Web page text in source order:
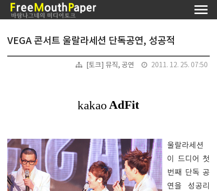
VEGA 콘서트 울랄라세션 단독공연, 성공적
[토크] 뮤직, 공연 2011. 12. 25. 07:50
울랄라세션
이 드디어 첫
번째 단독 공
연을 성공리